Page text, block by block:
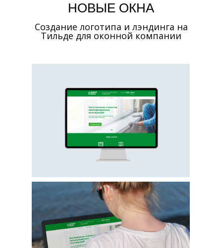
НОВЫЕ ОКНА
Создание логотипа и лэндинга на
Тильде для оконной компании